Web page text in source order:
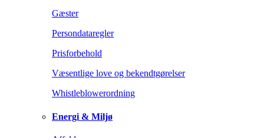
Gæster
Persondataregler
Prisforbehold
Væsentlige love og bekendtgørelser
Whistleblowerordning
Energi & Miljø